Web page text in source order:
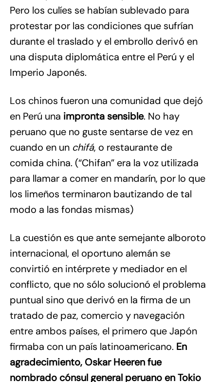
Pero los culíes se habían sublevado para
protestar por las condiciones que sufrían
durante el traslado y el embrollo derivó en
una disputa diplomática entre el Perú y el
Imperio Japonés.
Los chinos fueron una comunidad que dejó
en Perú una impronta sensible. No hay
peruano que no guste sentarse de vez en
cuando en un chifá, o restaurante de
comida china. (“Chifan” era la voz utilizada
para llamar a comer en mandarín, por lo que
los limeños terminaron bautizando de tal
modo a las fondas mismas)
La cuestión es que ante semejante alboroto
internacional, el oportuno alemán se
convirtió en intérprete y mediador en el
conflicto, que no sólo solucionó el problema
puntual sino que derivó en la firma de un
tratado de paz, comercio y navegación
entre ambos países, el primero que Japón
firmaba con un país latinoamericano. En
agradecimiento, Oskar Heeren fue
nombrado cónsul general peruano en Tokio